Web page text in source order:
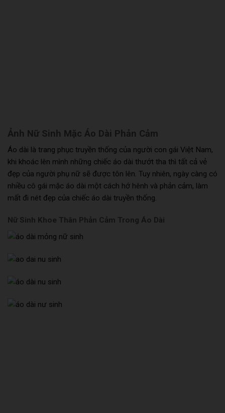
Ảnh Nữ Sinh Mặc Áo Dài Phản Cảm
Áo dài là trang phục truyền thống của người con gái Việt Nam,
khi khoác lên mình những chiếc áo dài thướt tha thì tất cả vẻ
đẹp của người phụ nữ sẽ được tôn lên. Tuy nhiên, ngày càng có
nhiều cô gái mặc áo dài một cách hớ hênh và phản cảm, làm
mất đi nét đẹp của chiếc áo dài truyền thống.
Nữ Sinh Khoe Thân Phản Cảm Trong Áo Dài